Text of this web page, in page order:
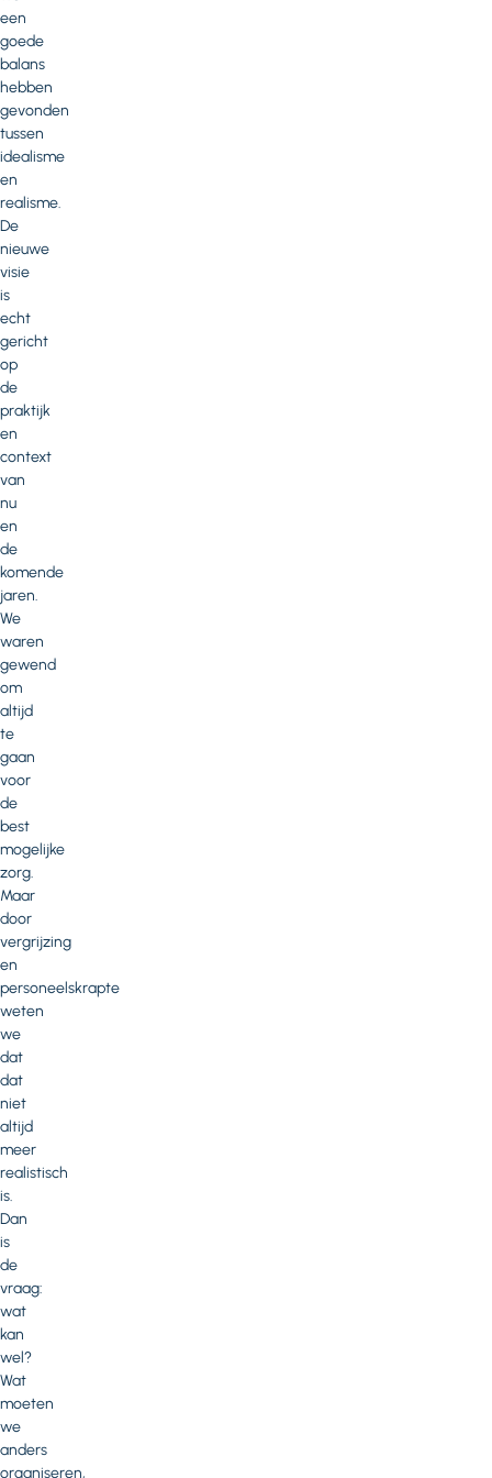
een
goede
balans
hebben
gevonden
tussen
idealisme
en
realisme.
De
nieuwe
visie
is
echt
gericht
op
de
praktijk
en
context
van
nu
en
de
komende
jaren.
We
waren
gewend
om
altijd
te
gaan
voor
de
best
mogelijke
zorg.
Maar
door
vergrijzing
en
personeelskrapte
weten
we
dat
dat
niet
altijd
meer
realistisch
is.
Dan
is
de
vraag:
wat
kan
wel?
Wat
moeten
we
anders
organiseren,